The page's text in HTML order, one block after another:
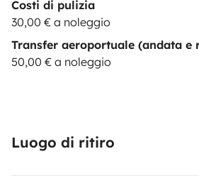
Costi di pulizia
30,00 € a noleggio
Transfer aeroportuale (andata e
50,00 € a noleggio
Luogo di ritiro